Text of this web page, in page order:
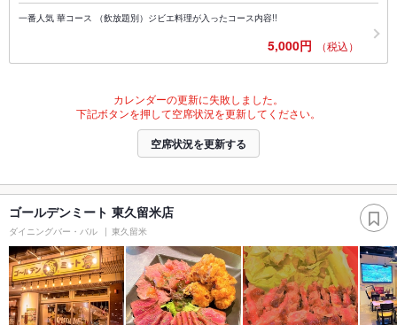
一番人気 華コース （飲放題別）ジビエ料理が入ったコース内容!!
5,000円 （税込）
カレンダーの更新に失敗しました。
下記ボタンを押して空席状況を更新してください。
空席状況を更新する
ゴールデンミート 東久留米店
ダイニングバー・バル 東久留米